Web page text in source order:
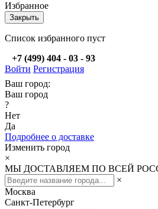
Избранное
Закрыть
Список избранного пуст
+7 (499) 404 - 03 - 93
Войти Регистрация
Ваш город:
Ваш город
?
Нет
Да
Подробнее о доставке
Изменить город
×
МЫ ДОСТАВЛЯЕМ ПО ВСЕЙ
×
Москва
Санкт-Петербург